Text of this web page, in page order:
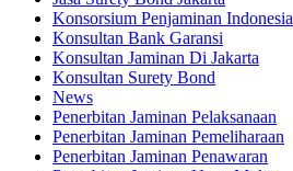
Konsorsium Penjaminan Indonesia
Konsultan Bank Garansi
Konsultan Jaminan Di Jakarta
Konsultan Surety Bond
News
Penerbitan Jaminan Pelaksanaan
Penerbitan Jaminan Pemeliharaan
Penerbitan Jaminan Penawaran